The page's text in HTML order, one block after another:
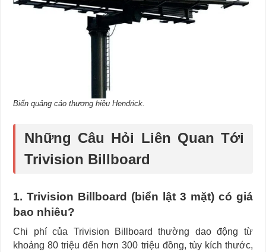
Biển quảng cáo thương hiệu Hendrick.
Những Câu Hỏi Liên Quan Tới
Trivision Billboard
1. Trivision Billboard (biển lật 3 mặt) có giá
bao nhiêu?
Chi phí của Trivision Billboard thường dao động từ
khoảng 80 triệu đến hơn 300 triệu đồng, tùy kích thước,